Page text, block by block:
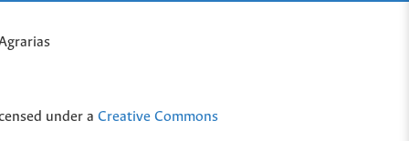
under a Creative Commons